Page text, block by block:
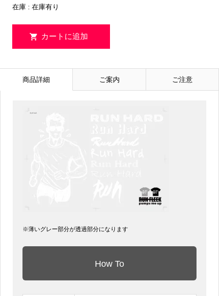
在庫 : 在庫有り
商品詳細 ご案内 ご注意
※薄いグレー部分が透過部分になります
How To